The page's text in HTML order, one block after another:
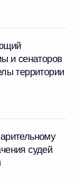
и сенаторов
территории
судей